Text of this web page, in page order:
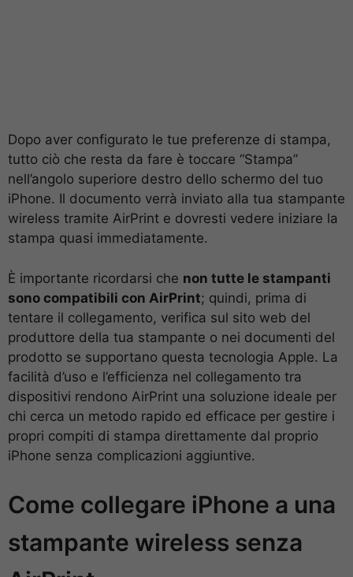
Dopo aver configurato le tue preferenze di stampa,
tutto ciò che resta da fare è toccare “Stampa”
nell’angolo superiore destro dello schermo del tuo
iPhone. Il documento verrà inviato alla tua stampante
wireless tramite AirPrint e dovresti vedere iniziare la
stampa quasi immediatamente.
È importante ricordarsi che non tutte le stampanti
sono compatibili con AirPrint; quindi, prima di
tentare il collegamento, verifica sul sito web del
produttore della tua stampante o nei documenti del
prodotto se supportano questa tecnologia Apple. La
facilità d’uso e l’efficienza nel collegamento tra
dispositivi rendono AirPrint una soluzione ideale per
chi cerca un metodo rapido ed efficace per gestire i
propri compiti di stampa direttamente dal proprio
iPhone senza complicazioni aggiuntive.
Come collegare iPhone a una
stampante wireless senza